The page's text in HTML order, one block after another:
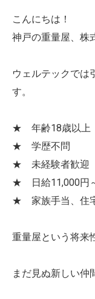
こんにちは！
神戸の重量屋、株
ウェルテックでは
す。
★ 年齢18歳以上
★ 学歴不問
★ 未経験者歓迎
★ 日給11,000円
★ 家族手当、住宅
重量屋という将来
まだ見ぬ新しい仲